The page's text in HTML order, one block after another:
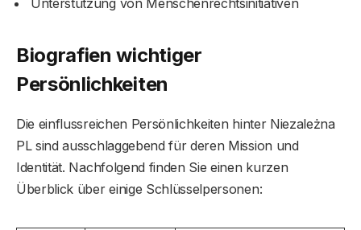
Unterstützung von Menschenrechtsinitiativen
Biografien wichtiger
Persönlichkeiten
Die einflussreichen Persönlichkeiten hinter Niezależna
PL sind ausschlaggebend für deren Mission und
Identität. Nachfolgend finden Sie einen kurzen
Überblick über einige Schlüsselpersonen: